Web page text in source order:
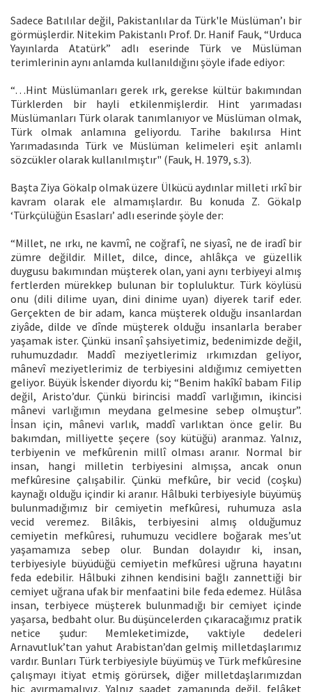
Sadece Batılılar değil, Pakistanlılar da Türk'le Müslüman’ı bir
görmüşlerdir. Nitekim Pakistanlı Prof. Dr. Hanif Fauk, “Urduca
Yayınlarda Atatürk” adlı eserinde Türk ve Müslüman
terimlerinin aynı anlamda kullanıldığını şöyle ifade ediyor:
“…Hint Müslümanları gerek ırk, gerekse kültür bakımından
Türklerden bir hayli etkilenmişlerdir. Hint yarımadası
Müslümanları Türk olarak tanımlanıyor ve Müslüman olmak,
Türk olmak anlamına geliyordu. Tarihe bakılırsa Hint
Yarımadasında Türk ve Müslüman kelimeleri eşit anlamlı
sözcükler olarak kullanılmıştır" (Fauk, H. 1979, s.3).
Başta Ziya Gökalp olmak üzere Ülkücü aydınlar milleti ırkî bir
kavram olarak ele almamışlardır. Bu konuda Z. Gökalp
‘Türkçülüğün Esasları’ adlı eserinde şöyle der:
“Millet, ne ırkı, ne kavmî, ne coğrafî, ne siyasî, ne de iradî bir
zümre değildir. Millet, dilce, dince, ahlâkça ve güzellik
duygusu bakımından müşterek olan, yani aynı terbiyeyi almış
fertlerden mürekkep bulunan bir topluluktur. Türk köylüsü
onu (dili dilime uyan, dini dinime uyan) diyerek tarif eder.
Gerçekten de bir adam, kanca müşterek olduğu insanlardan
ziyâde, dilde ve dînde müşterek olduğu insanlarla beraber
yaşamak ister. Çünkü insanî şahsiyetimiz, bedenimizde değil,
ruhumuzdadır. Maddî meziyetlerimiz ırkımızdan geliyor,
mânevî meziyetlerimiz de terbiyesini aldığımız cemiyetten
geliyor. Büyük İskender diyordu ki; “Benim hakîkî babam Filip
değil, Aristo’dur. Çünkü birincisi maddî varlığımın, ikincisi
mânevi varlığımın meydana gelmesine sebep olmuştur”.
İnsan için, mânevi varlık, maddî varlıktan önce gelir. Bu
bakımdan, milliyette şeçere (soy kütüğü) aranmaz. Yalnız,
terbiyenin ve mefkûrenin millî olması aranır. Normal bir
insan, hangi milletin terbiyesini almışsa, ancak onun
mefkûresine çalışabilir. Çünkü mefkûre, bir vecid (coşku)
kaynağı olduğu içindir ki aranır. Hâlbuki terbiyesiyle büyümüş
bulunmadığımız bir cemiyetin mefkûresi, ruhumuza asla
vecid veremez. Bilâkis, terbiyesini almış olduğumuz
cemiyetin mefkûresi, ruhumuzu vecidlere boğarak mes’ut
yaşamamıza sebep olur. Bundan dolayıdır ki, insan,
terbiyesiyle büyüdüğü cemiyetin mefkûresi uğruna hayatını
feda edebilir. Hâlbuki zihnen kendisini bağlı zannettiği bir
cemiyet uğrana ufak bir menfaatini bile feda edemez. Hülâsa
insan, terbiyece müşterek bulunmadığı bir cemiyet içinde
yaşarsa, bedbaht olur. Bu düşüncelerden çıkaracağımız pratik
netice şudur: Memleketimizde, vaktiyle dedeleri
Arnavutluk’tan yahut Arabistan’dan gelmiş milletdaşlarımız
vardır. Bunları Türk terbiyesiyle büyümüş ve Türk mefkûresine
çalışmayı itiyat etmiş görürsek, diğer milletdaşlarımızdan
hiç ayırmamalıyız. Yalnız saadet zamanında değil, felâket